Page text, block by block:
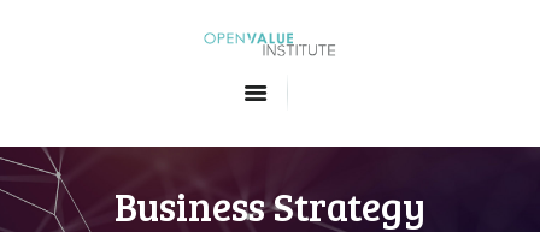
Business Strategy
Openvalue Institute
Formations en Big Data et en Intelligence Artificielle
ACCUEIL
LES FORMATIONS
QUI SOMMES-NOUS